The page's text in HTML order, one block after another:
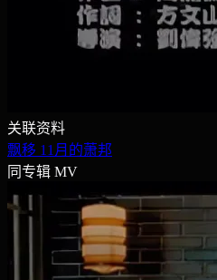
关联资料
飘移 11月的萧邦
同专辑 MV